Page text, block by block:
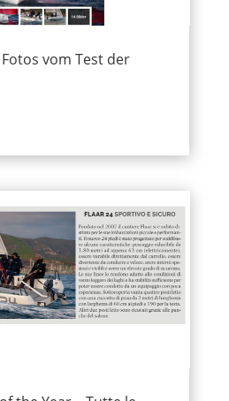
Fotos vom Test der